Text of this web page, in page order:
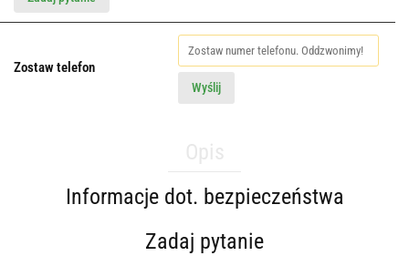
Zostaw telefon
Wyślij
Informacje dot. bezpieczeństwa
Zadaj pytanie